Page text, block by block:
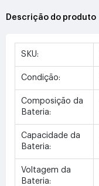
Descrição do produto
SKU:
Condição:
Composição da
Bateria:
Capacidade da
Bateria:
Voltagem da
Bateria: